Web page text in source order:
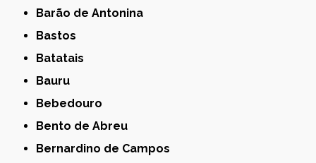
Barão de Antonina
Bastos
Batatais
Bauru
Bebedouro
Bento de Abreu
Bernardino de Campos